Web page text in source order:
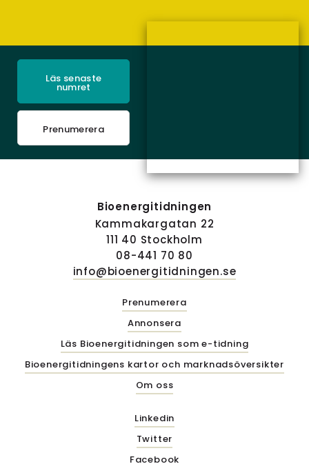
Läs senaste
numret
Prenumerera
Bioenergitidningen
Kammakargatan 22
111 40 Stockholm
08-441 70 80
info@bioenergitidningen.se
Prenumerera
Annonsera
Läs Bioenergitidningen som e-tidning
Bioenergitidningens kartor och marknadsöversikter
Om oss
Linkedin
Twitter
Facebook